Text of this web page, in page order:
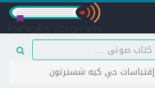
إقتباسات جي كيه شسترتون